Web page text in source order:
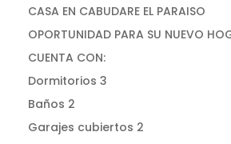
CASA EN CABUDARE EL PARAISO
OPORTUNIDAD PARA SU NUEVO
CUENTA CON:
Dormitorios 3
Baños 2
Garajes cubiertos 2